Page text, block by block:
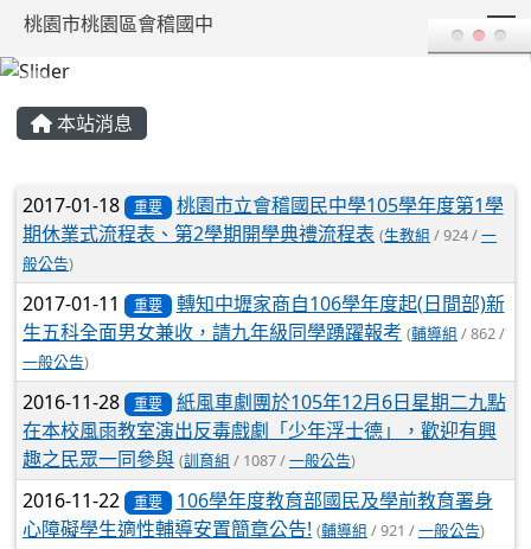
桃園市桃園區會稽國中
本站消息
文章列表
2017-01-18 重要
桃園市立會稽國民中學105學年度第1學
期休業式流程表、第2學期開學典禮流程表 (生教組 / 924 /一
般公告)
2017-01-11 重要
轉知中壢家商自106學年度起(日間部)新
生五科全面男女兼收，請九年級同學踴躍報考 (輔導組 / 862 /
一般公告)
2016-11-28 重要
紙風車劇團於105年12月6日星期二九點
在本校風雨教室演出反毒戲劇「少年浮士德」，歡迎有興
趣之民眾一同參與 (訓育組 / 1087 /一般公告)
2016-11-22 重要
106學年度教育部國民及學前教育署身
心障礙學生適性輔導安置簡章公告! (輔導組 / 921 /一般公告)